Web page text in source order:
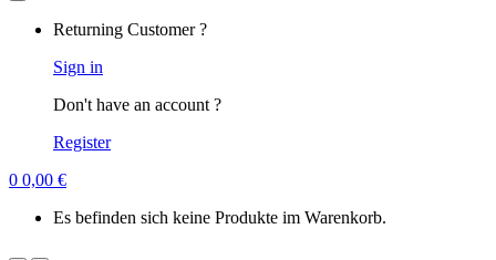
Returning Customer ?
Sign in
Don't have an account ?
Register
0 0,00 €
Es befinden sich keine Produkte im Warenkorb.